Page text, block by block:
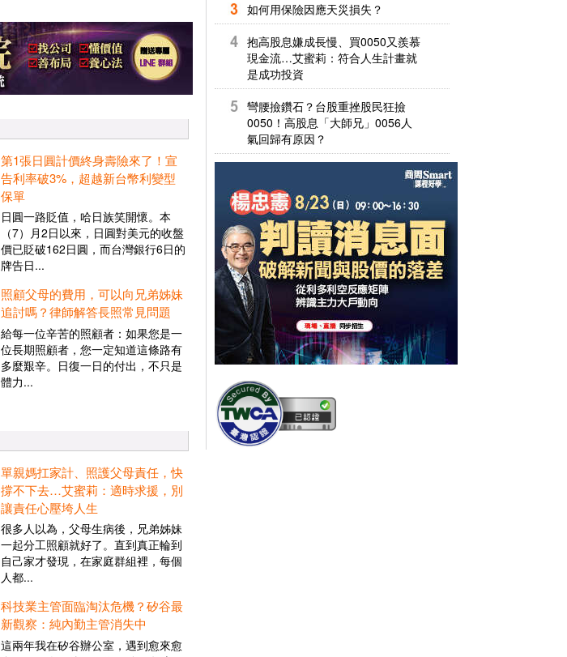
第1張日圓計價終身壽險來了！宣
告利率破3%，超越新台幣利變型
保單
日圓一路貶值，哈日族笑開懷。本
（7）月2日以來，日圓對美元的收盤
價已貶破162日圓，而台灣銀行6日的
牌告日...
照顧父母的費用，可以向兄弟姊妹
追討嗎？律師解答長照常見問題
給每一位辛苦的照顧者：如果您是一
位長期照顧者，您一定知道這條路有
多麼艱辛。日復一日的付出，不只是
體力...
單親媽扛家計、照護父母責任，快
撐不下去…艾蜜莉：適時求援，別
讓責任心壓垮人生
很多人以為，父母生病後，兄弟姊妹
一起分工照顧就好了。直到真正輪到
自己家才發現，在家庭群組裡，每個
人都...
科技業主管面臨淘汰危機？矽谷最
新觀察：純內勤主管消失中
這兩年我在矽谷辦公室，遇到愈來愈
如何用保險因應天災損失？
抱高股息嫌成長慢、買0050又羨慕
現金流…艾蜜莉：符合人生計畫就
是成功投資
彎腰撿鑽石？台股重挫股民狂撿
0050！高股息「大師兄」0056人
氣回歸有原因？